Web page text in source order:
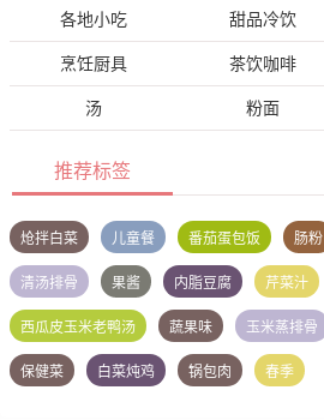
各地小吃 甜品冷饮
烹饪厨具 茶饮咖啡
汤 粉面
推荐标签
炝拌白菜 儿童餐 番茄蛋包饭 肠粉
清汤排骨 果酱 内脂豆腐 芹菜汁
西瓜皮玉米老鸭汤 蔬果味 玉米蒸排骨
保健菜 白菜炖鸡 锅包肉 春季